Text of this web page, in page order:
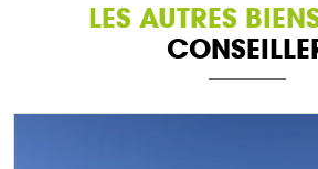
LES AUTRES